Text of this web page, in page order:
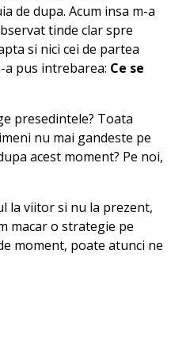
de dupa. Acum insa m-a
tinde clar spre
si nici cei de partea
a pus intrebarea: Ce se
presedintele? Toata
nu mai gandeste pe
acest moment? Pe noi,
la viitor si nu la prezent,
macar o strategie pe
moment, poate atunci ne